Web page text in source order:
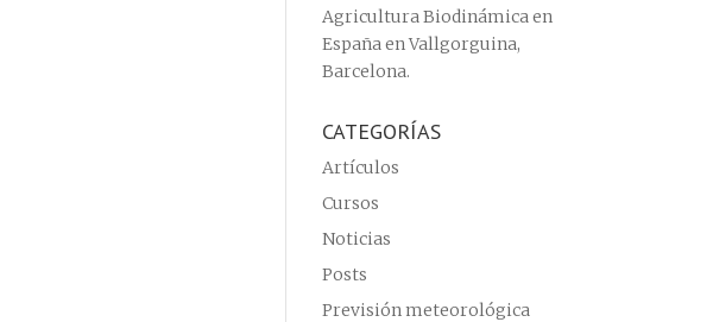
Agricultura Biodinámica en
España en Vallgorguina,
Barcelona.
CATEGORÍAS
Artículos
Cursos
Noticias
Posts
Previsión meteorológica